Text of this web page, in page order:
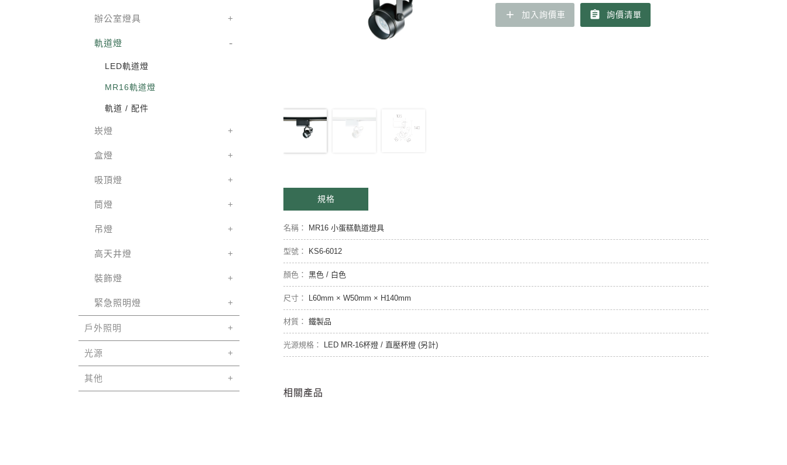
辦公室燈具
軌道燈
LED軌道燈
MR16軌道燈
軌道 / 配件
崁燈
盒燈
吸頂燈
筒燈
吊燈
高天井燈
裝飾燈
緊急照明燈
戶外照明
光源
其他
add 加入詢價車 assignment 詢價清單
規格
MR16 小蛋糕軌道燈具
KS6-6012
黑色 / 白色
L60mm × W50mm × H140mm
鐵製品
LED MR-16杯燈 / 直壓杯燈 (另計)
相關產品